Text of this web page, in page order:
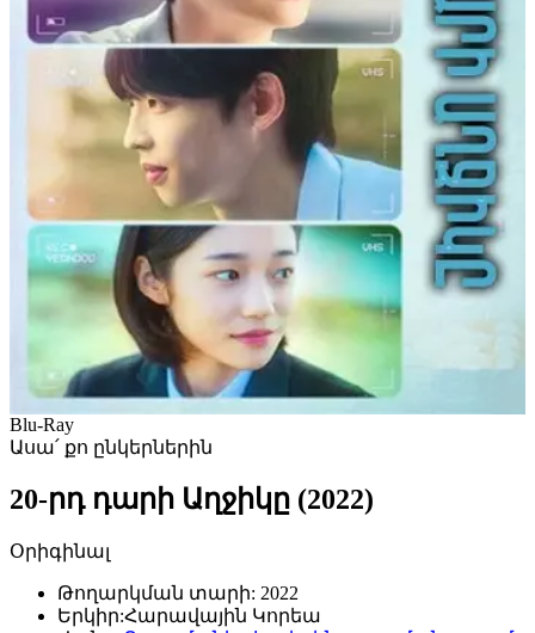
Blu-Ray
Ասա՛ քո ընկերներին
20-րդ դարի Աղջիկը (2022)
Օրիգինալ
Թողարկման տարի: 2022
Երկիր:Հարավային Կորեա